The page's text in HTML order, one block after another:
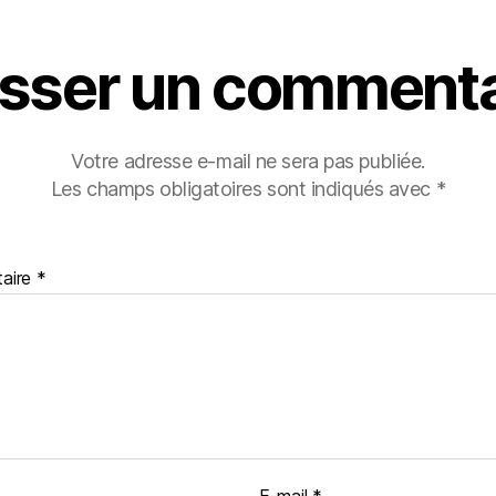
un
Votre adresse e-mail ne sera pas publiée.
Les champs obligatoires sont indiqués avec *
*